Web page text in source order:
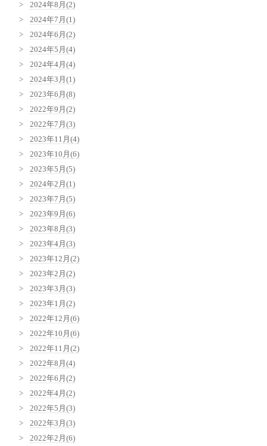
2024年8月(2)
2024年7月(1)
2024年6月(2)
2024年5月(4)
2024年4月(4)
2024年3月(1)
2023年6月(8)
2022年9月(2)
2022年7月(3)
2023年11月(4)
2023年10月(6)
2023年5月(5)
2024年2月(1)
2023年7月(5)
2023年9月(6)
2023年8月(3)
2023年4月(3)
2023年12月(2)
2023年2月(2)
2023年3月(3)
2023年1月(2)
2022年12月(6)
2022年10月(6)
2022年11月(2)
2022年8月(4)
2022年6月(2)
2022年4月(2)
2022年5月(3)
2022年3月(3)
2022年2月(6)